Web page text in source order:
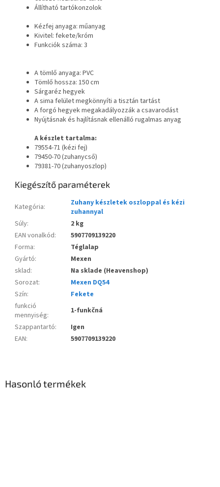
Állítható tartókonzolok
Kézfej anyaga: műanyag
Kivitel: fekete/króm
Funkciók száma: 3
A tömlő anyaga: PVC
Tömlő hossza: 150 cm
Sárgaréz hegyek
A sima felület megkönnyíti a tisztán tartást
A forgó hegyek megakadályozzák a csavarodást
Nyújtásnak és hajlításnak ellenálló rugalmas anyag
A készlet tartalma:
79554-71 (kézi fej)
79450-70 (zuhanycső)
79381-70 (zuhanyoszlop)
Kiegészítő paraméterek
Kategória:
Zuhany készletek oszloppal és kézi
zuhannyal
Súly:
2 kg
EAN vonalkód:
5907709139220
Forma:
Téglalap
Gyártó:
Mexen
sklad:
Na sklade (Heavenshop)
Sorozat:
Mexen DQ54
Szín:
Fekete
funkció
mennyiség:
1-funkčná
Szappantartó:
Igen
EAN: 5907709139220
Hasonló termékek